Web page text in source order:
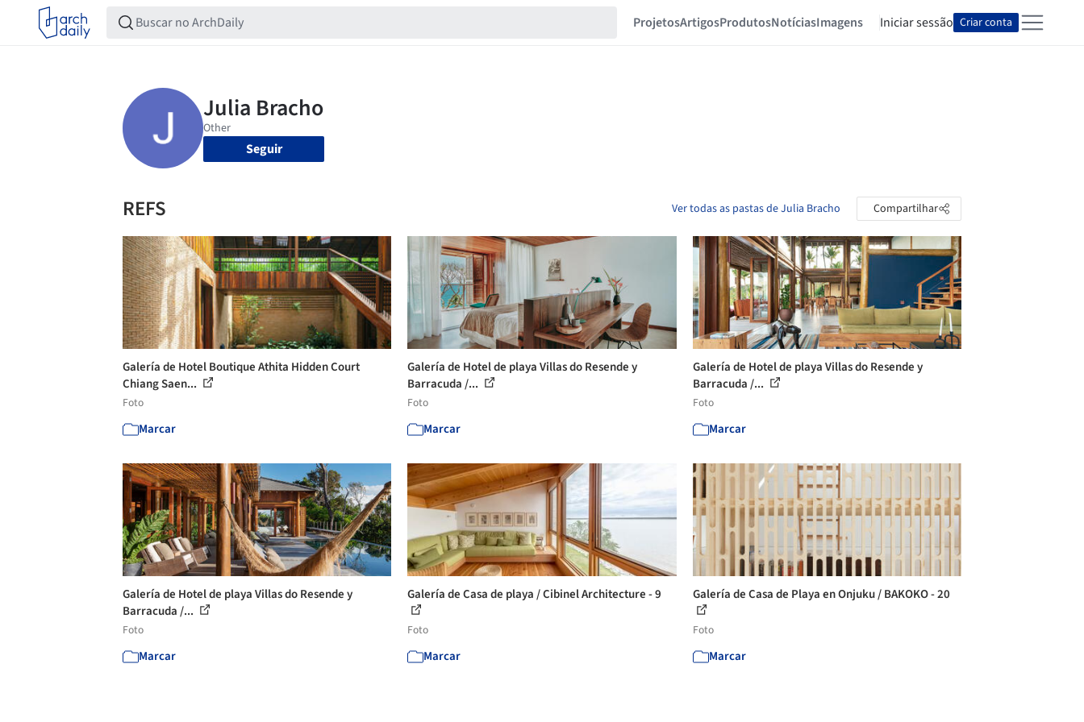
ProjetosArtigosProdutosNotíciasImagens Iniciar sessão Criar conta
Seguir
REFS Ver todas as pastas de Julia Bracho Compartilhar
Galería de Hotel Boutique Athita Hidden Court
Chiang Saen...
Foto
Marcar
Galería de Hotel de playa Villas do Resende y
Barracuda /...
Foto
Marcar
Galería de Hotel de playa Villas do Resende y
Barracuda /...
Foto
Marcar
Galería de Hotel de playa Villas do Resende y
Barracuda /...
Foto
Marcar
Galería de Casa de playa / Cibinel Architecture - 9
Foto
Marcar
Galería de Casa de Playa en Onjuku / BAKOKO - 20
Foto
Marcar